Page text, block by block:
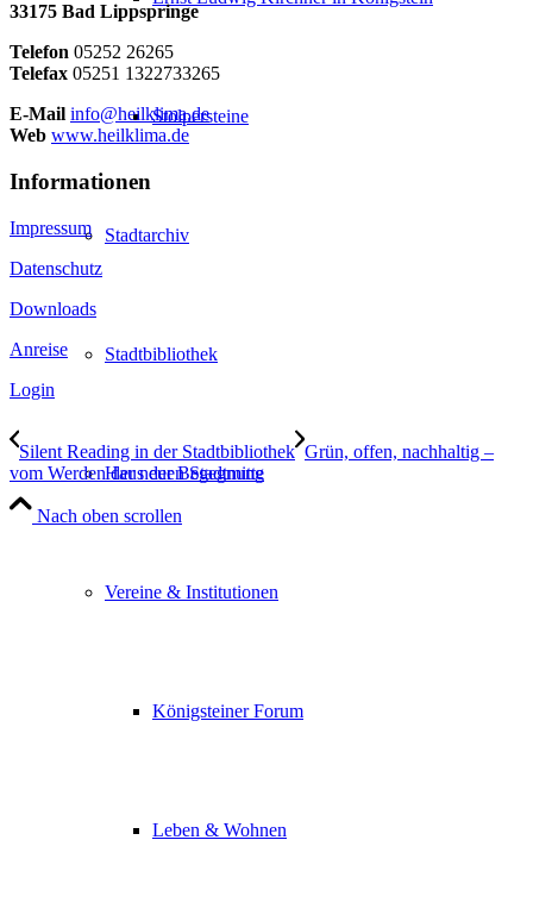
Stolpersteine
Stadtarchiv
Stadtbibliothek
Haus der Begegnung
Vereine & Institutionen
Königsteiner Forum
Leben & Wohnen
33175 Bad Lippspringe
Telefon 05252 26265
Telefax 05251 1322733265
E-Mail info@heilklima.de
Web www.heilklima.de
Informationen
Impressum
Datenschutz
Downloads
Anreise
Login
Silent Reading in der Stadtbibliothek Grün, offen, nachhaltig –
vom Werden der neuen Stadtmitte
Nach oben scrollen